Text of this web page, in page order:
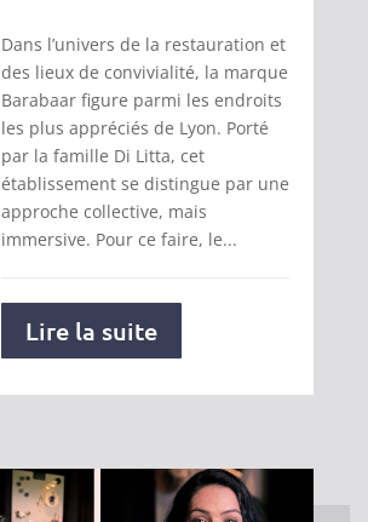
Dans l’univers de la restauration et
des lieux de convivialité, la marque
Barabaar figure parmi les endroits
les plus appréciés de Lyon. Porté
par la famille Di Litta, cet
établissement se distingue par une
approche collective, mais
immersive. Pour ce faire, le...
Lire la suite